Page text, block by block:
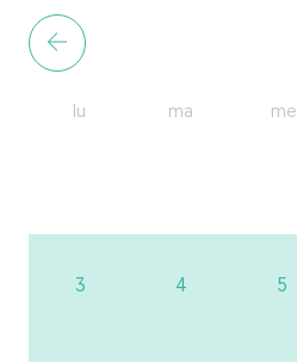
lu ma me
3 4 5